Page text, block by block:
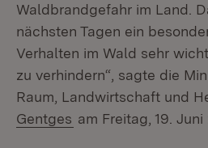
Waldbrandgefahr im Land.
nächsten Tagen ein
Verhalten im Wald sehr
zu verhindern“, sagte die
Raum, Landwirtschaft und
Gentges am Freitag, 19.